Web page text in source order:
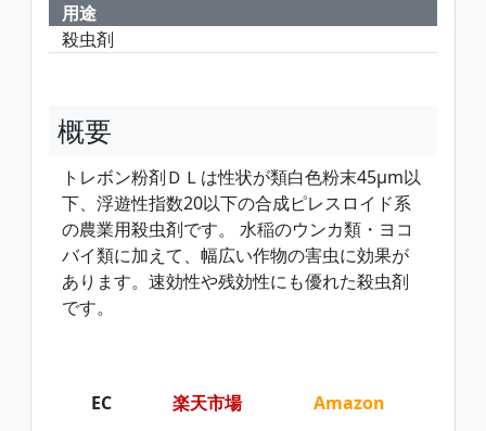
用途
殺虫剤
概要
トレボン粉剤ＤＬは性状が類白色粉末45μm以
下、浮遊性指数20以下の合成ピレスロイド系
の農業用殺虫剤です。 水稲のウンカ類・ヨコ
バイ類に加えて、幅広い作物の害虫に効果が
あります。速効性や残効性にも優れた殺虫剤
です。
EC 楽天市場 Amazon